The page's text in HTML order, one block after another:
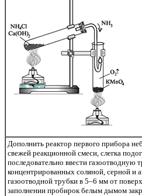
Дополнить реактор первого прибора
свежей реакционной смеси, слегка
последовательно ввести газоотводную
концентрированных соляной, серной и
газоотводной трубки в 5–6 мм от
заполнении пробирок белым дымом